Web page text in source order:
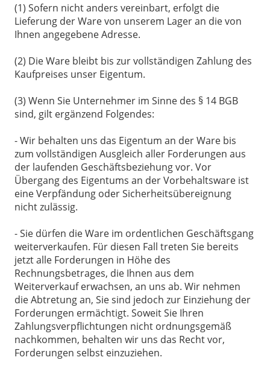
(1) Sofern nicht anders vereinbart, erfolgt die
Lieferung der Ware von unserem Lager an die von
Ihnen angegebene Adresse.
(2) Die Ware bleibt bis zur vollständigen Zahlung des
Kaufpreises unser Eigentum.
(3) Wenn Sie Unternehmer im Sinne des § 14 BGB
sind, gilt ergänzend Folgendes:
- Wir behalten uns das Eigentum an der Ware bis
zum vollständigen Ausgleich aller Forderungen aus
der laufenden Geschäftsbeziehung vor. Vor
Übergang des Eigentums an der Vorbehaltsware ist
eine Verpfändung oder Sicherheitsübereignung
nicht zulässig.
- Sie dürfen die Ware im ordentlichen Geschäftsgang
weiterverkaufen. Für diesen Fall treten Sie bereits
jetzt alle Forderungen in Höhe des
Rechnungsbetrages, die Ihnen aus dem
Weiterverkauf erwachsen, an uns ab. Wir nehmen
die Abtretung an, Sie sind jedoch zur Einziehung der
Forderungen ermächtigt. Soweit Sie Ihren
Zahlungsverpflichtungen nicht ordnungsgemäß
nachkommen, behalten wir uns das Recht vor,
Forderungen selbst einzuziehen.